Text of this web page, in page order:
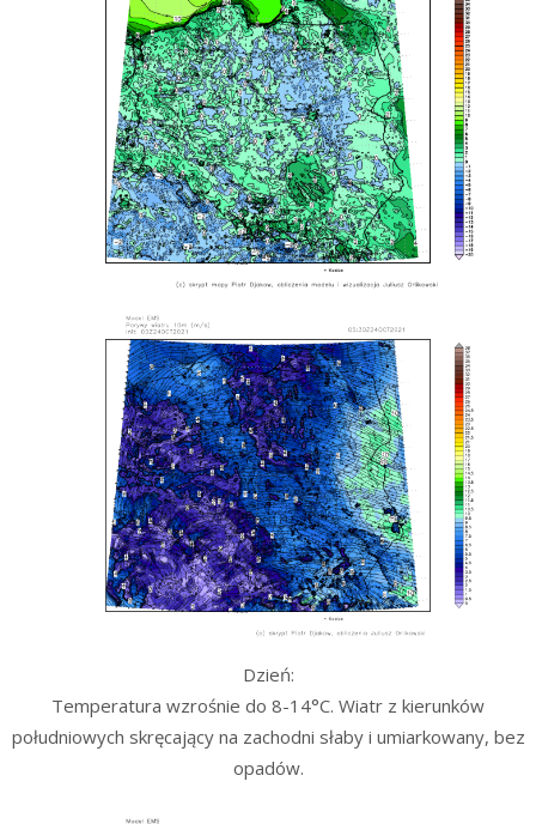
Dzień:
Temperatura wzrośnie do 8-14°C. Wiatr z kierunków
południowych skręcający na zachodni słaby i umiarkowany, bez
opadów.